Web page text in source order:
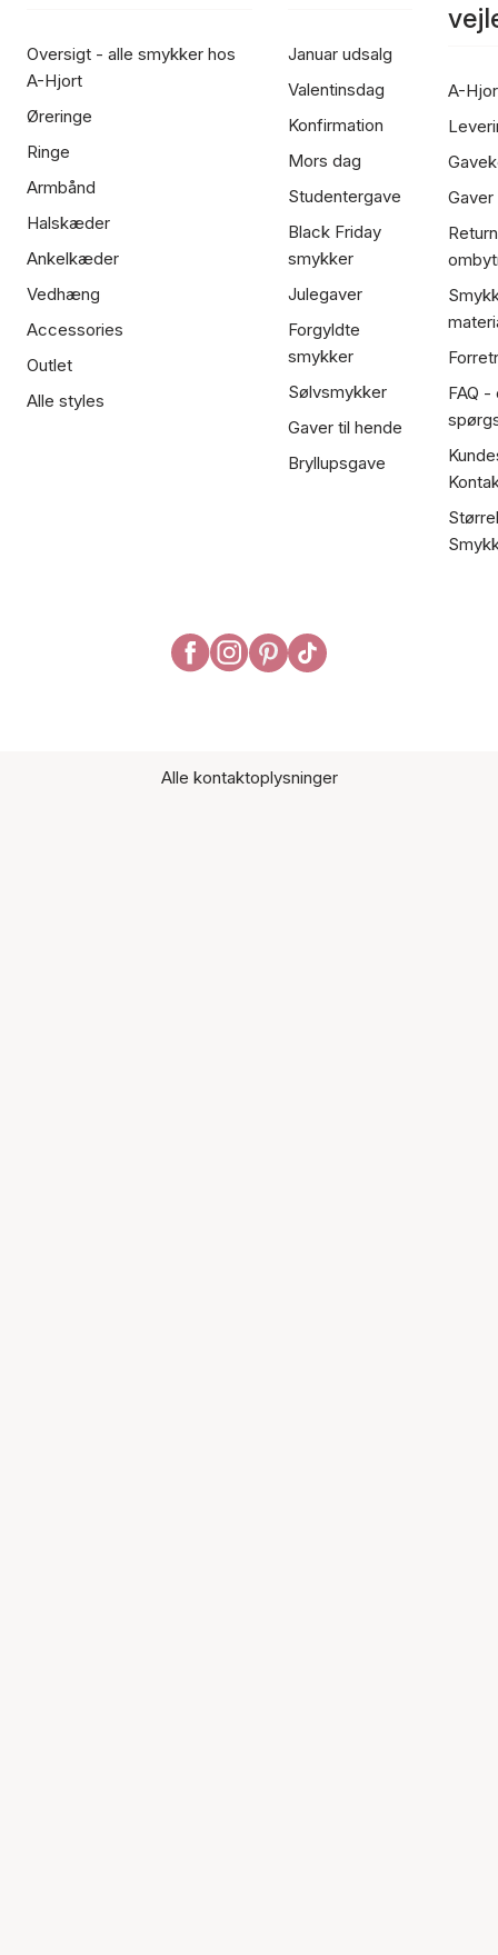
Oversigt - alle smykker hos
A-Hjort
Øreringe
Ringe
Armbånd
Halskæder
Ankelkæder
Vedhæng
Accessories
Outlet
Alle styles
Januar udsalg
Valentinsdag
Konfirmation
Mors dag
Studentergave
Black Friday
smykker
Julegaver
Forgyldte
smykker
Sølvsmykker
Gaver til hende
Bryllupsgave
A-
FAQ
Alle kontaktoplysninger